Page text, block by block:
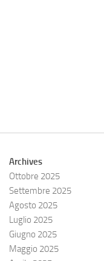
Archives
Ottobre 2025
Settembre 2025
Agosto 2025
Luglio 2025
Giugno 2025
Maggio 2025